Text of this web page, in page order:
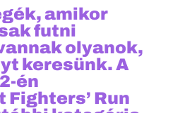
amikor
futni
olyanok,
keresünk. A
én
Fighters’ Run